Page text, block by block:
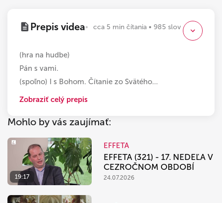
Prepis videa cca 5 min čítania • 985 slov
(hra na hudbe)
Pán s vami.
(spoľno) I s Bohom. Čítanie zo Svätého…
Zobraziť celý prepis
Mohlo by vás zaujímať:
19:17
EFFETA
EFFETA (321) - 17. NEDEĽA V
CEZROČNOM OBDOBÍ
24.07.2026